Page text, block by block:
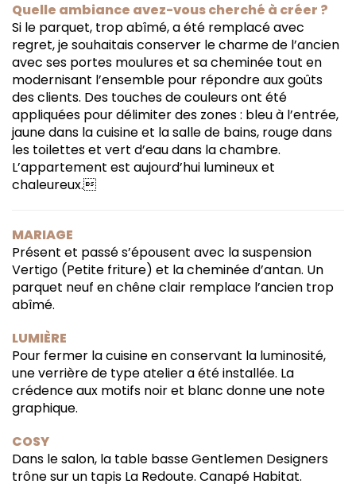
Quelle ambiance avez-vous cherché à créer ?
Si le parquet, trop abîmé, a été remplacé avec
regret, je souhaitais conserver le charme de l’ancien
avec ses portes moulures et sa cheminée tout en
modernisant l’ensemble pour répondre aux goûts
des clients. Des touches de couleurs ont été
appliquées pour délimiter des zones : bleu à l’entrée,
jaune dans la cuisine et la salle de bains, rouge dans
les toilettes et vert d’eau dans la chambre.
L’appartement est aujourd’hui lumineux et
chaleureux.
MARIAGE
Présent et passé s’épousent avec la suspension
Vertigo (Petite friture) et la cheminée d’antan. Un
parquet neuf en chêne clair remplace l’ancien trop
abîmé.
LUMIÈRE
Pour fermer la cuisine en conservant la luminosité,
une verrière de type atelier a été installée. La
crédence aux motifs noir et blanc donne une note
graphique.
COSY
Dans le salon, la table basse Gentlemen Designers
trône sur un tapis La Redoute. Canapé Habitat.